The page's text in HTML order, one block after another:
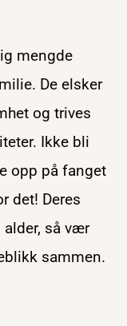
mengde
De elsker
og trives
Ikke bli
opp på fanget
det! Deres
alder, så vær
sammen.